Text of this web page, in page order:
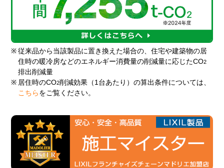
※ 従来品から当該製品に置き換えた場合の、住宅や建築物の居
住時の暖冷房などのエネルギー消費量の削減量に応じたCO2
排出削減量
※ 居住時のCO2削減効果（1台あたり）の算出条件については、
こちら をご覧ください。